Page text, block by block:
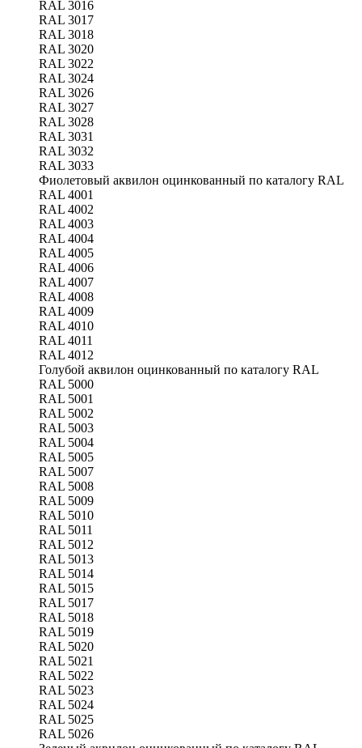
RAL 3016
RAL 3017
RAL 3018
RAL 3020
RAL 3022
RAL 3024
RAL 3026
RAL 3027
RAL 3028
RAL 3031
RAL 3032
RAL 3033
Фиолетовый аквилон оцинкованный по каталогу RAL
RAL 4001
RAL 4002
RAL 4003
RAL 4004
RAL 4005
RAL 4006
RAL 4007
RAL 4008
RAL 4009
RAL 4010
RAL 4011
RAL 4012
Голубой аквилон оцинкованный по каталогу RAL
RAL 5000
RAL 5001
RAL 5002
RAL 5003
RAL 5004
RAL 5005
RAL 5007
RAL 5008
RAL 5009
RAL 5010
RAL 5011
RAL 5012
RAL 5013
RAL 5014
RAL 5015
RAL 5017
RAL 5018
RAL 5019
RAL 5020
RAL 5021
RAL 5022
RAL 5023
RAL 5024
RAL 5025
RAL 5026